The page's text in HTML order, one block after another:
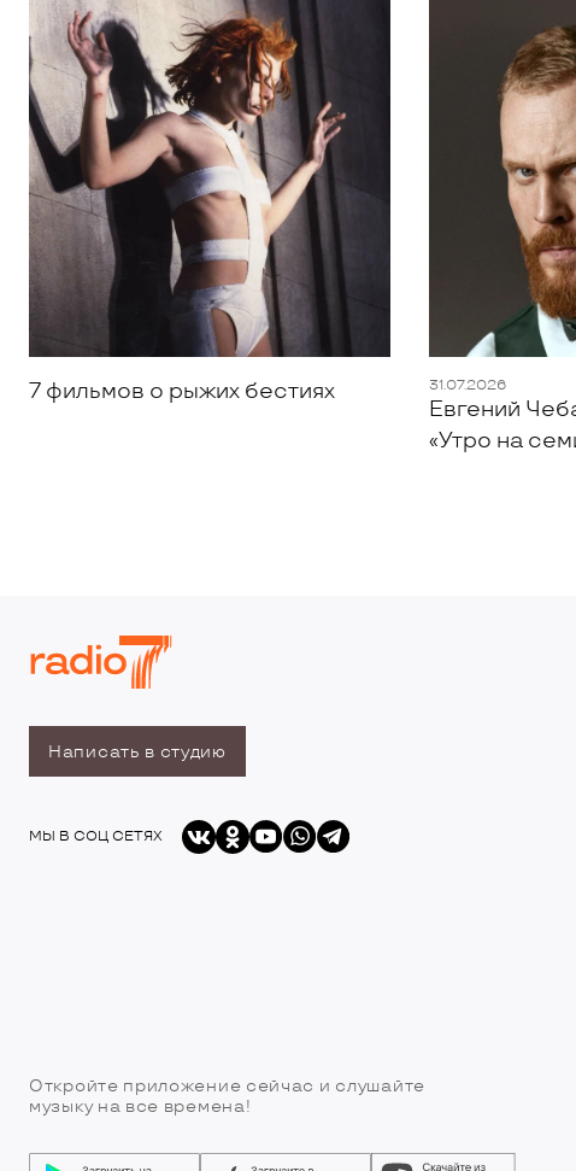
7 фильмов о рыжих бестиях 31.07.2026
Евгений
«Утро на
Написать в студию
МЫ В СОЦ СЕТЯХ
Откройте приложение сейчас и слушайте
музыку на все времена!